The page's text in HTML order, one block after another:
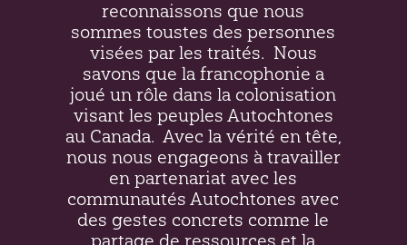
reconnaissons que nous
sommes toustes des personnes
visées par les traités. Nous
savons que la francophonie a
joué un rôle dans la colonisation
visant les peuples Autochtones
au Canada. Avec la vérité en tête,
nous nous engageons à travailler
en partenariat avec les
communautés Autochtones avec
des gestes concrets comme le
partage de ressources et la